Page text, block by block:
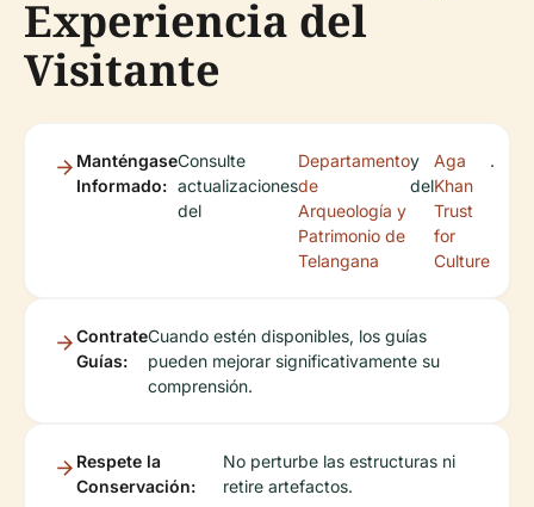
Experiencia del
Visitante
Manténgase
Informado:
Consulte
actualizaciones
del
Departamento
de
Arqueología y
Patrimonio de
Telangana
y
del
Aga
Khan
Trust
for
Culture
.
Contrate
Guías:
Cuando estén disponibles, los guías
pueden mejorar significativamente su
comprensión.
Respete la
Conservación:
No perturbe las estructuras ni
retire artefactos.